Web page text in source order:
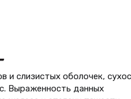
и слизистых оболочек,
Выраженность данных